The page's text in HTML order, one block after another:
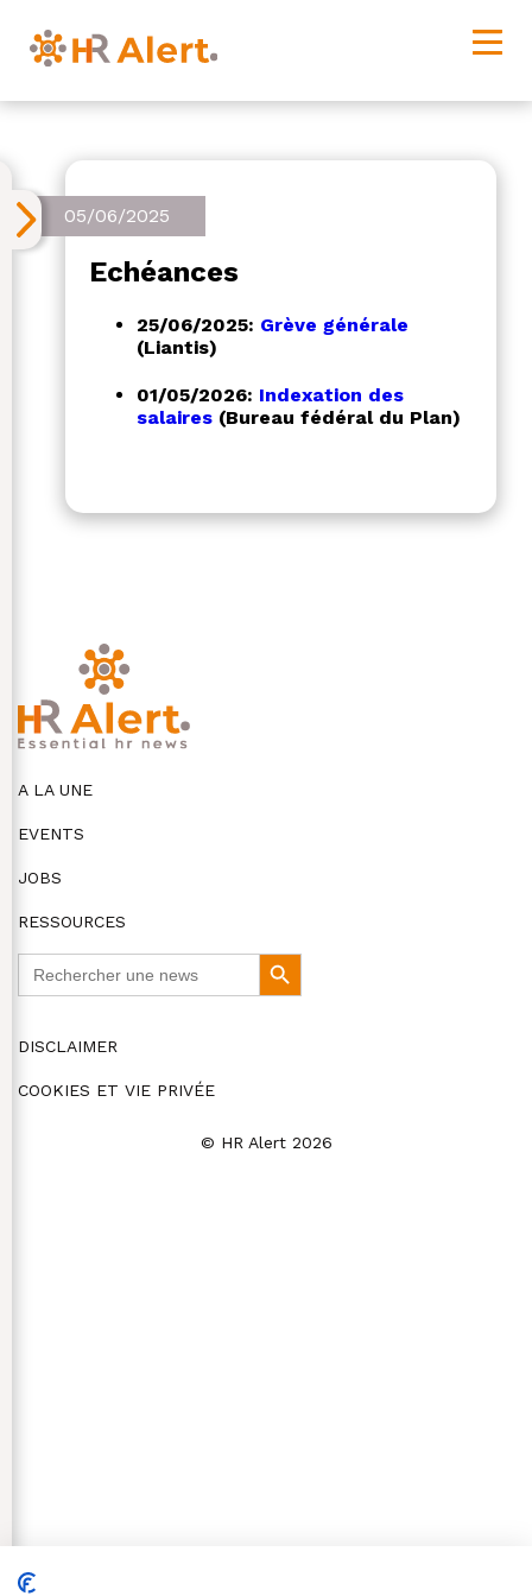
05/06/2025
Echéances
25/06/2025: Grève générale
(Liantis)
01/05/2026: Indexation des
salaires (Bureau fédéral du Plan)
A LA UNE
EVENTS
JOBS
RESSOURCES
Search
Button
DISCLAIMER
COOKIES ET VIE PRIVÉE
© HR Alert 2026